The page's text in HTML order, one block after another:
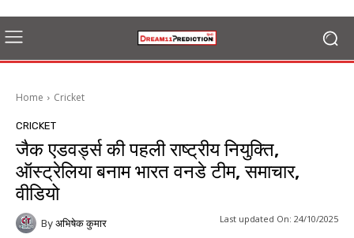
Home Cricket
CRICKET
जैक एडवर्ड्स की पहली राष्ट्रीय नियुक्ति,
ऑस्ट्रेलिया बनाम भारत वनडे टीम, समाचार,
वीडियो
By अभिषेक कुमार Last updated On: 24/10/2025